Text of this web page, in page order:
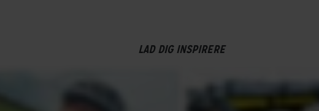
LAD DIG INSPIRERE